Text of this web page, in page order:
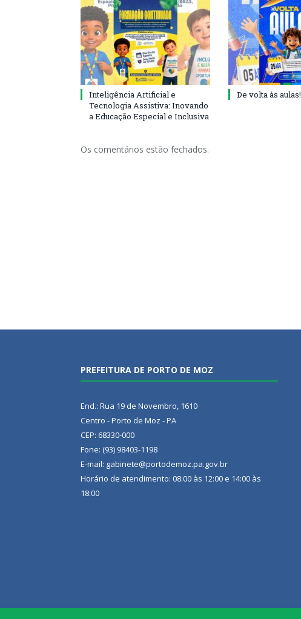
Inteligência Artificial e
Tecnologia Assistiva: Inovando
a Educação Especial e Inclusiva
De volta às aulas!
Os comentários estão fechados.
PREFEITURA DE PORTO DE MOZ
End.: Rua 19 de Novembro, 1610
Centro - Porto de Moz - PA
CEP: 68330-000
Fone: (93) 98403-1198
E-mail: gabinete@portodemoz.pa.gov.br
Horário de atendimento: 08:00 às 12:00 e 14:00 às
18:00